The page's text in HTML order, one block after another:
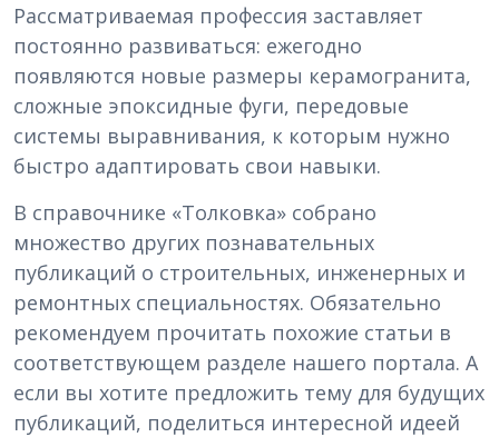
Рассматриваемая профессия заставляет
постоянно развиваться: ежегодно
появляются новые размеры керамогранита,
сложные эпоксидные фуги, передовые
системы выравнивания, к которым нужно
быстро адаптировать свои навыки.
В справочнике «Толковка» собрано
множество других познавательных
публикаций о строительных, инженерных и
ремонтных специальностях. Обязательно
рекомендуем прочитать похожие статьи в
соответствующем разделе нашего портала. А
если вы хотите предложить тему для будущих
публикаций, поделиться интересной идеей